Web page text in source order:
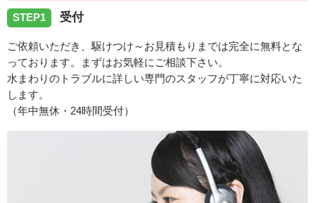
2026/04/23
鳥取県米子市石井に洗濯蛇口の水漏れでお伺いしました。
鳥取県鳥取市行徳へ洗濯排水つまり除去作業に伺いまし
STEP1 受付
ご依頼いただき、駆けつけ～お見積もりまでは完全に無料とな
っております。まずはお気軽にご相談下さい。
水まわりのトラブルに詳しい専門のスタッフが丁寧に対応いた
します。
（年中無休・24時間受付）